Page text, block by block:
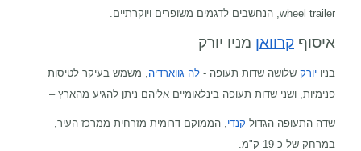
wheel trailer, הנחשבים לדגמים משופרים ויוקרתיים.
איסוף קרוואן מניו יורק
בניו יורק שלושה שדות תעופה - לה גווארדיה, משמש בעיקר לטיסות
פנימיות, ושני שדות תעופה בינלאומיים אליהם ניתן להגיע מהארץ –
שדה התעופה הגדול קנדי, הממוקם דרומית מזרחית ממרכז העיר,
במרחק של כ-19 ק"מ.